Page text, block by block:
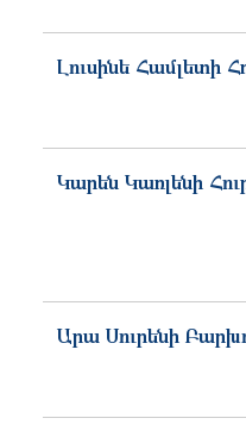
Լուսինե Համլետի
Կարեն Կառլենի
Արա Սուրենի